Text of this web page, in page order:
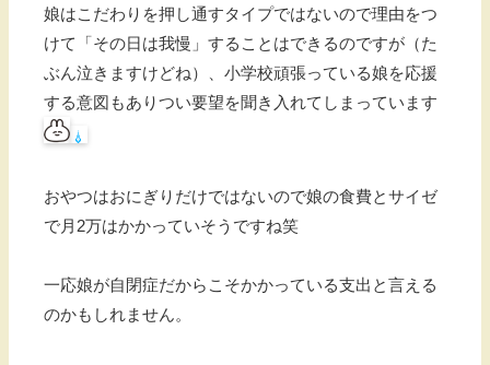
娘はこだわりを押し通すタイプではないので理由をつ
けて「その日は我慢」することはできるのですが（た
ぶん泣きますけどね）、小学校頑張っている娘を応援
する意図もありつい要望を聞き入れてしまっています
おやつはおにぎりだけではないので娘の食費とサイゼ
で月2万はかかっていそうですね笑
一応娘が自閉症だからこそかかっている支出と言える
のかもしれません。